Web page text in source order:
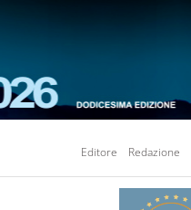
Editore Redazione